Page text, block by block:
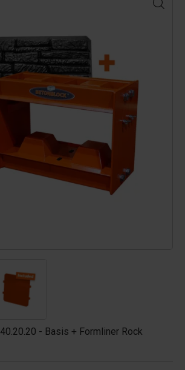
40.20.20 - Basis + Formliner Rock